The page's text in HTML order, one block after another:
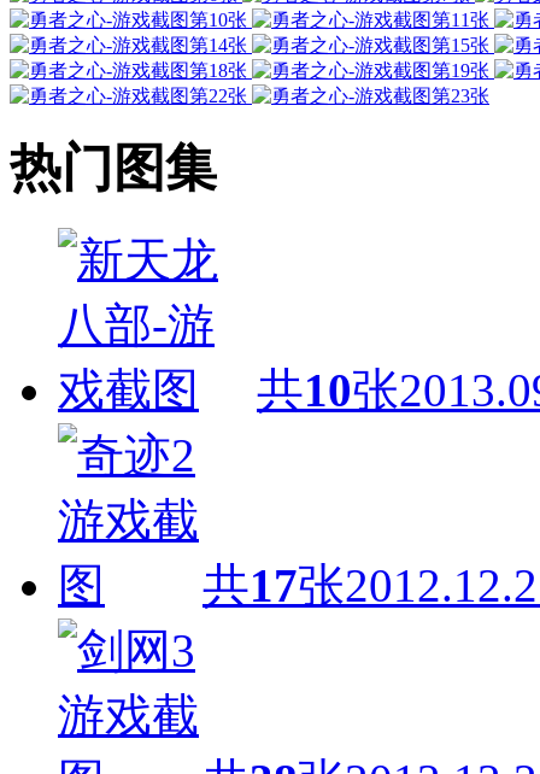
热门图集
共10张
共17张